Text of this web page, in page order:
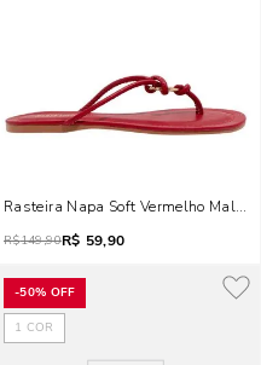
Grosso Brilho
Rasteira Napa Soft Vermelho Malbec
R$149,90R$ 59,90
-50% OFF
1 COR